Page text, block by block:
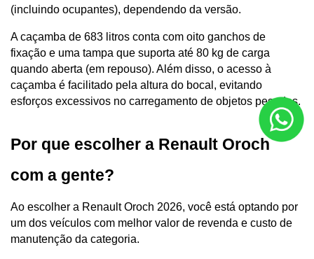
(incluindo ocupantes), dependendo da versão.
A caçamba de 683 litros conta com oito ganchos de
fixação e uma tampa que suporta até 80 kg de carga
quando aberta (em repouso). Além disso, o acesso à
caçamba é facilitado pela altura do bocal, evitando
esforços excessivos no carregamento de objetos pesados.
Por que escolher a Renault Oroch
com a gente?
Ao escolher a Renault Oroch 2026, você está optando por
um dos veículos com melhor valor de revenda e custo de
manutenção da categoria.